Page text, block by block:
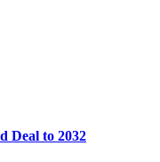
Deal to 2032